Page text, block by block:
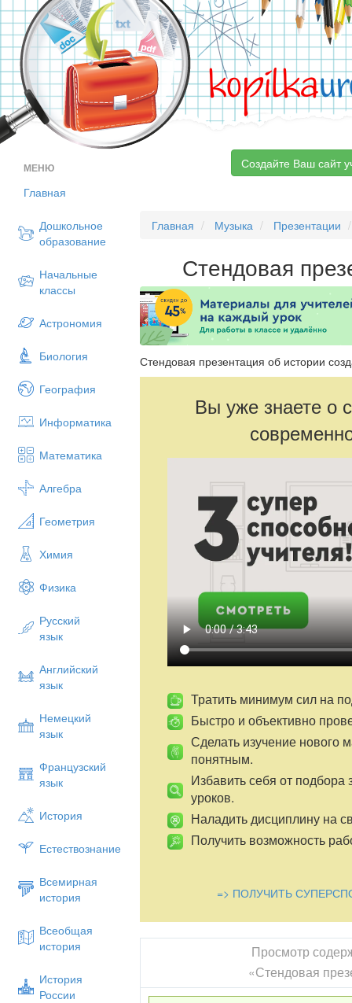
kopilka
МЕНЮ
Главная
Дошкольное
образование
Начальные
классы
Астрономия
Биология
География
Информатика
Математика
Алгебра
Геометрия
Химия
Физика
Русский
язык
Английский
язык
Немецкий
язык
Французский
язык
История
Естествознание
Всемирная
история
Всеобщая
история
История
России
Создайте Ваш сайт
Главная Музыка Презентации
Стендовая
Стендовая презентация об истории
Вы уже знаете о
Тратить минимум сил на
Быстро и объективно
Сделать изучение нового
понятным.
Избавить себя от подбора
уроков.
Наладить дисциплину на
Получить возможность
=> ПОЛУЧИТЬ
Просмотр
«Стендовая